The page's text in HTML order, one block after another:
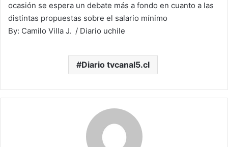
ocasión se espera un debate más a fondo en cuanto a las
distintas propuestas sobre el salario mínimo
By: Camilo Villa J. / Diario uchile
Diario tvcanal5.cl